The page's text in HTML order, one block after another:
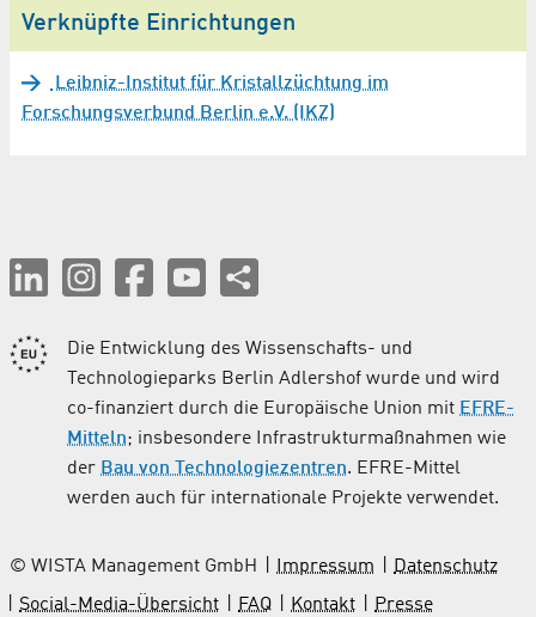
Verknüpfte Einrichtungen
Leibniz-Institut für Kristallzüchtung im
Forschungsverbund Berlin e.V. (IKZ)
Die Entwicklung des Wissenschafts- und
Technologieparks Berlin Adlershof wurde und wird
co-finanziert durch die Europäische Union mit EFRE-
Mitteln; insbesondere Infrastrukturmaßnahmen wie
der Bau von Technologiezentren. EFRE-Mittel
werden auch für internationale Projekte verwendet.
© WISTA Management GmbH Impressum
Datenschutz
Social-Media-Übersicht
FAQ Kontakt Presse